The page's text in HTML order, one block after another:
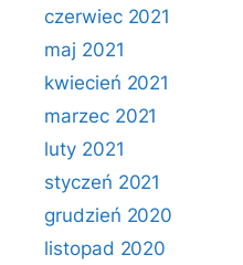
czerwiec 2021
maj 2021
kwiecień 2021
marzec 2021
luty 2021
styczeń 2021
grudzień 2020
listopad 2020